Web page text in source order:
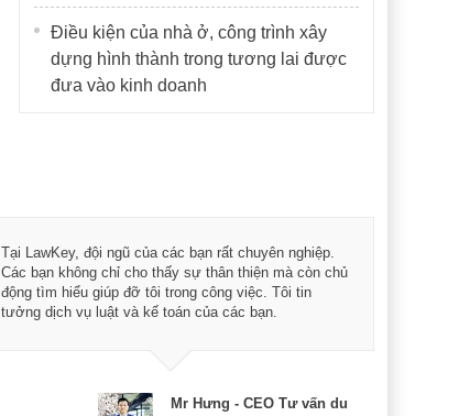
Điều kiện của nhà ở, công trình xây
dựng hình thành trong tương lai được
đưa vào kinh doanh
Tại LawKey, đội ngũ của các bạn rất chuyên nghiệp.
Các bạn không chỉ cho thấy sự thân thiện mà còn chủ
động tìm hiểu giúp đỡ tôi trong công việc. Tôi tin
tưởng dịch vụ luật và kế toán của các bạn.
Mr Hưng - CEO Tư vấn du